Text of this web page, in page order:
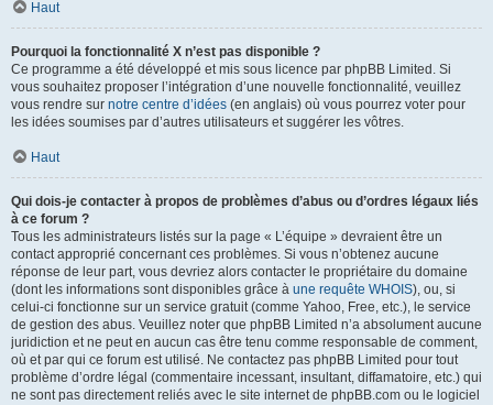
Haut
Pourquoi la fonctionnalité X n’est pas disponible ?
Ce programme a été développé et mis sous licence par phpBB Limited. Si
vous souhaitez proposer l’intégration d’une nouvelle fonctionnalité, veuillez
vous rendre sur notre centre d’idées (en anglais) où vous pourrez voter pour
les idées soumises par d’autres utilisateurs et suggérer les vôtres.
Haut
Qui dois-je contacter à propos de problèmes d’abus ou d’ordres légaux liés
à ce forum ?
Tous les administrateurs listés sur la page « L’équipe » devraient être un
contact approprié concernant ces problèmes. Si vous n’obtenez aucune
réponse de leur part, vous devriez alors contacter le propriétaire du domaine
(dont les informations sont disponibles grâce à une requête WHOIS), ou, si
celui-ci fonctionne sur un service gratuit (comme Yahoo, Free, etc.), le service
de gestion des abus. Veuillez noter que phpBB Limited n’a absolument aucune
juridiction et ne peut en aucun cas être tenu comme responsable de comment,
où et par qui ce forum est utilisé. Ne contactez pas phpBB Limited pour tout
problème d’ordre légal (commentaire incessant, insultant, diffamatoire, etc.) qui
ne sont pas directement reliés avec le site internet de phpBB.com ou le logiciel